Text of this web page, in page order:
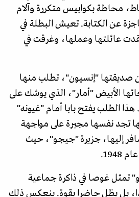
محاطة بكوابيس متكررة وآلام
عن الكتابة. تعيش البطلة في
عائلتها وعملها، وغرقت في
صديقتها "إنسيون"، تطلب منها
الأبيض "أمار"، الذي يوشك على
هذا الطلب يفتح بابا أمام "غيونه"
تجد نفسها مجبرة على مواجهة
إليها، جزيرة "جيجو"، حيث
تمثل غوصا في ذاكرة جماعية
بل يظل حاضرا بقوة. ينعكس ذلك